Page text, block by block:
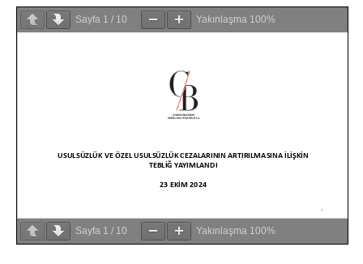
Sayfa 1 / 10 Yakınlaşma 100%
Sayfa 1 / 10 Yakınlaşma 100%